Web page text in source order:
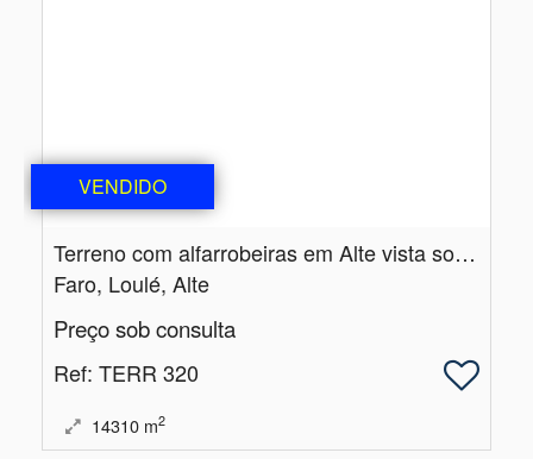
VENDIDO
Terreno com alfarrobeiras em Alte vista sobre as montanhas e o mar ao longe
Faro, Loulé, Alte
Preço sob consulta
Ref: TERR 320
14310 m2